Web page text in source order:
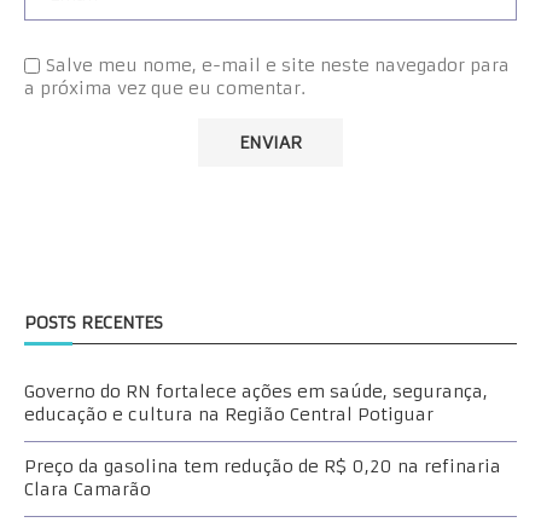
Salve meu nome, e-mail e site neste navegador para
a próxima vez que eu comentar.
POSTS RECENTES
Governo do RN fortalece ações em saúde, segurança,
educação e cultura na Região Central Potiguar
Preço da gasolina tem redução de R$ 0,20 na refinaria
Clara Camarão